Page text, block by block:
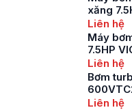
xăng
Liên hệ
Máy
7.5HP
Liên hệ
Bơm
Liên hệ